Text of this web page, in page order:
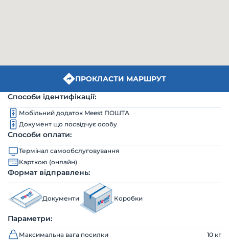
ПРОКЛАСТИ МАРШРУТ
Способи ідентифікації:
Мобільний додаток Meest ПОШТА
Документ що посвідчує особу
Способи оплати:
Термінал самообслуговування
Карткою (онлайн)
Формат відправлень:
Документи Коробки
Параметри:
Максимальна вага посилки
10 кг